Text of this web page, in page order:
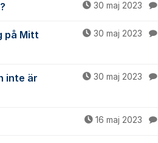
30 maj 2023
på Mitt
30 maj 2023
inte är
30 maj 2023
16 maj 2023